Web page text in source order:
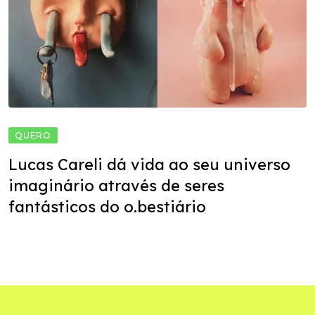
QUERO
Lucas Careli dá vida ao seu universo
imaginário através de seres
fantásticos do o.bestiário